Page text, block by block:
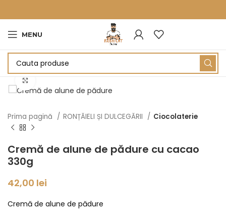
MENU
Prima pagină RONȚĂIELI ȘI DULCEGĂRII Ciocolaterie
Cremă de alune de pădure cu cacao
330g
42,00 lei
Cremă de alune de pădure